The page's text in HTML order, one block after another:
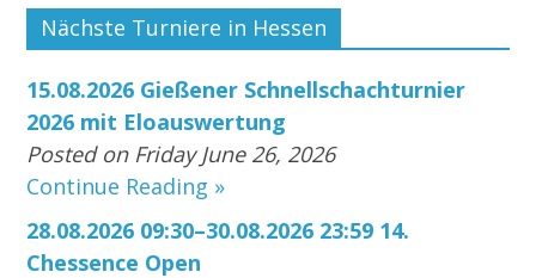
Nächste Turniere in Hessen
15.08.2026 Gießener Schnellschachturnier
2026 mit Eloauswertung
Posted on Friday June 26, 2026
Continue Reading »
28.08.2026 09:30–30.08.2026 23:59 14.
Chessence Open